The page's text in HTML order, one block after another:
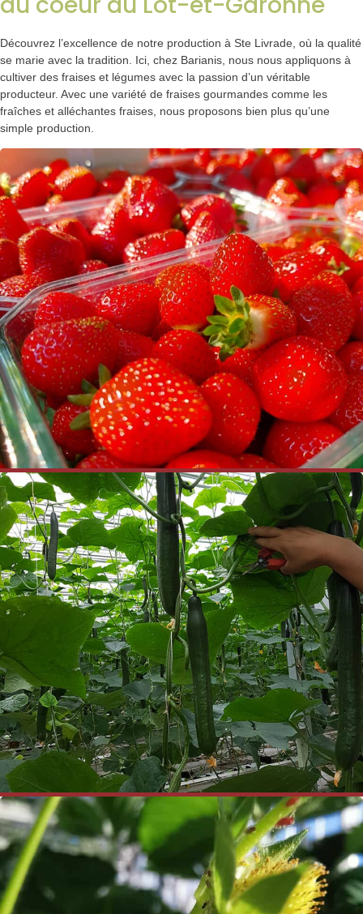
Découvrez l’excellence de notre production à Ste Livrade, où la qualité
se marie avec la tradition. Ici, chez Barianis, nous nous appliquons à
cultiver des fraises et légumes avec la passion d’un véritable
producteur. Avec une variété de fraises gourmandes comme les
fraîches et alléchantes fraises, nous proposons bien plus qu’une
simple production.